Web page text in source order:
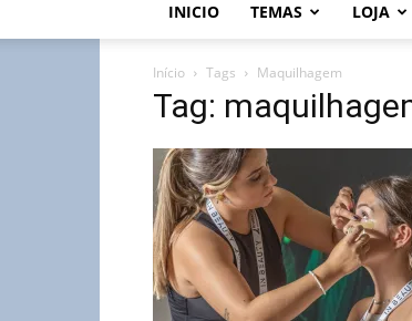
Edição
INICIO TEMAS LOJA
Início Tags Maquilhagem
Tag: